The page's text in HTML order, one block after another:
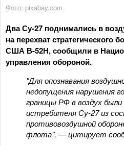
Фото: pixabay.com
Два Су-27 поднимались в
на перехват
США В-52Н, сообщили в
управления обороной.
"Для опознавания
недопущения нарушения
границы РФ в воздух
истребителя Су-27 из
противовоздушной
флота", — цитирует